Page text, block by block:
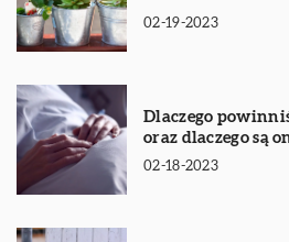
02-19-2023
Dlaczego
oraz dlaczego są
02-18-2023